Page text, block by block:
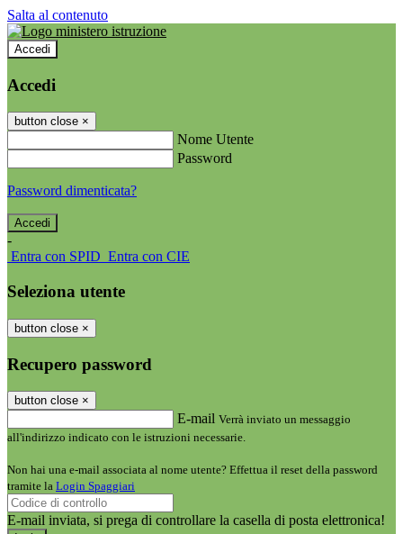
Salta al contenuto
Accedi
Accedi
button close ×
Nome Utente
Password
Password dimenticata?
-
Entra con SPID Entra con CIE
Seleziona utente
button close ×
Recupero password
button close ×
E-mail Verrà inviato un messaggio
all'indirizzo indicato con le istruzioni necessarie.
Non hai una e-mail associata al nome utente? Effettua il reset della password
tramite la Login Spaggiari
E-mail inviata, si prega di controllare la casella di posta elettronica!